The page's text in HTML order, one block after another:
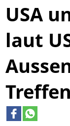
USA
laut